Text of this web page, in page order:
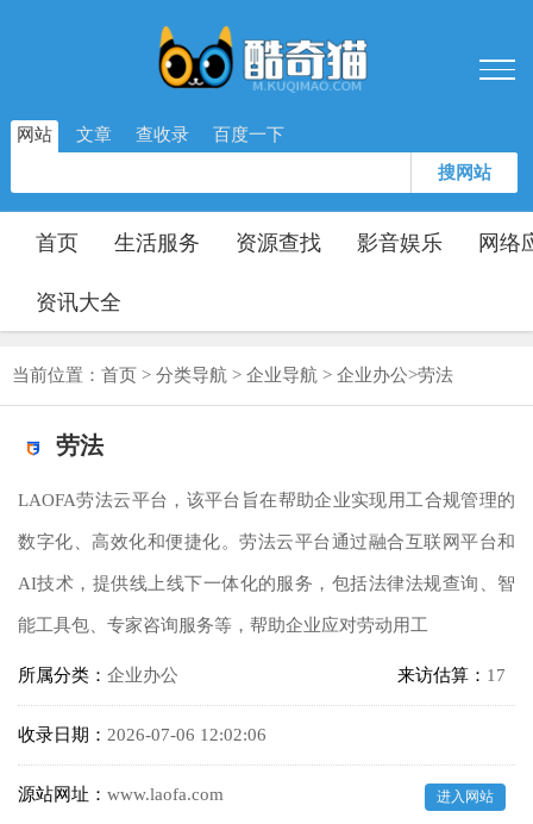
网站 文章 查收录 百度一下
搜网站
首页 生活服务 资源查找 影音娱乐 网络
资讯大全
当前位置： 首页 > 分类导航 > 企业导航 > 企业办公>劳法
劳法
LAOFA劳法云平台，该平台旨在帮助企业实现用工合规管理的
数字化、高效化和便捷化。劳法云平台通过融合互联网平台和
AI技术，提供线上线下一体化的服务，包括法律法规查询、智
能工具包、专家咨询服务等，帮助企业应对劳动用工
所属分类： 企业办公 来访估算： 17
收录日期： 2026-07-06 12:02:06
源站网址： www.laofa.com 进入网站